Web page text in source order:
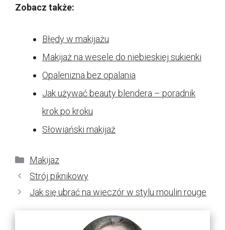
Zobacz także:
Błędy w makijażu
Makijaż na wesele do niebieskiej sukienki
Opalenizna bez opalania
Jak używać beauty blendera – poradnik
krok po kroku
Słowiański makijaż
Kategorie
Makijaz
Strój piknikowy
Jak się ubrać na wieczór w stylu moulin rouge